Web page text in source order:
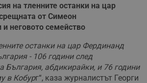
на тленните останки на цар
от Симеон
и неговото семейство
останки на цар Фердинанд
- 106 години след
България, абдикирайки, и 76 години
в Кобург“, каза журналистът Георги